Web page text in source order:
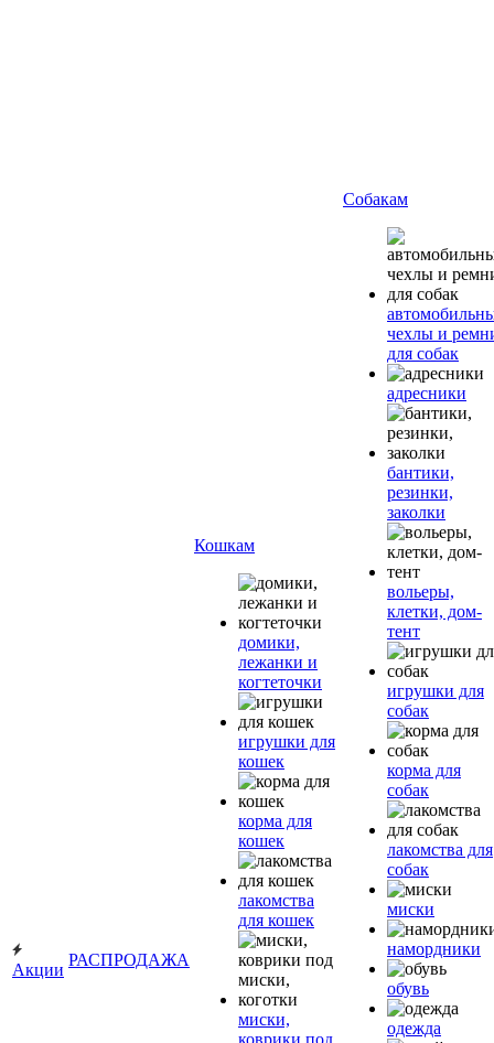
Акции
РАСПРОДАЖА
Кошкам
домики,
лежанки и
когтеточки
игрушки для
кошек
корма для
кошек
лакомства
для кошек
миски,
коврики под
Собакам
чехлы и
для собак
адресники
бантики,
резинки,
заколки
вольеры,
клетки, дом-
тент
игрушки для
собак
корма для
собак
лакомства для
собак
миски
намордники
обувь
одежда